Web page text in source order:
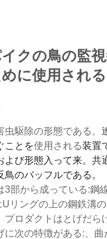
クの鳥の監
に使用される
駆除の形態である。
ことを使用される装置
よび形態入って来。共
のバッフルである。
3部から成っている:鋼
リングの上の鋼鉄溝
プロダクトはとげだら
に次の特徴がある:、曲